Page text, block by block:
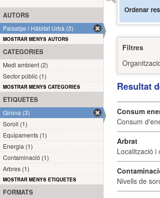
Ordenar
Filtres
Resultat
Consum
Consum
Arbrat
Localització i
Nivells de
AUTORS
Paisatge i Hàbitat Urbà (3)
MOSTRAR MENYS AUTORS
CATEGORIES
Medi ambient (2)
Sector públic (1)
MOSTRAR MENYS CATEGORIES
ETIQUETES
Girona (3)
Soroll (1)
Equipaments (1)
Energia (1)
Contaminació (1)
Arbres (1)
MOSTRAR MENYS ETIQUETES
FORMATS